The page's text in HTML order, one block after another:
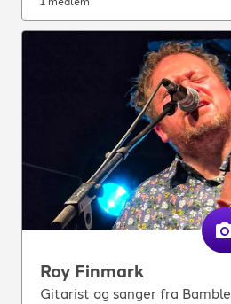
Roy Finmark
Gitarist og sanger fra Bamble